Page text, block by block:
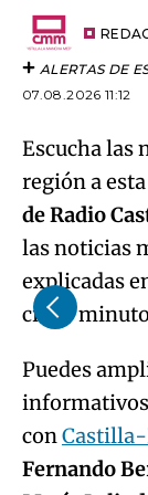
ALERTAS DE
07.08.2026 11:12
Escucha las
región a
de Radio
las noticias
explicadas
cinco
Puedes
conCastilla-
Fernando